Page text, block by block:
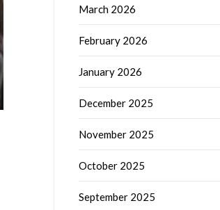
March 2026
February 2026
January 2026
December 2025
November 2025
October 2025
September 2025